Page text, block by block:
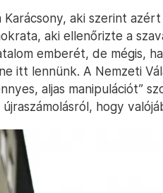
aki szerint
aki ellenőrizte a
emberét, de mégis,
itt lennünk. A Nemzeti
aljas manipulációt”
hogy